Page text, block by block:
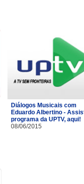
Diálogos Musicais com
Eduardo Albertino -
programa da UPTV, aqui!
08/06/2015